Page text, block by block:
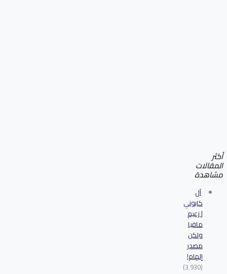
أكثر
المقالات
مشاهدة
آل
كابوني
| زعيم
مافيا
ولكن
مصدر
إلهام!
(3٬930)